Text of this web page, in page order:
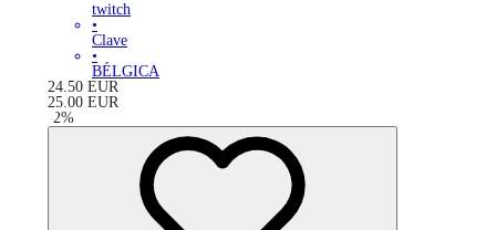
twitch
•
Clave
•
BÉLGICA
24.50 EUR
25.00 EUR
-2%